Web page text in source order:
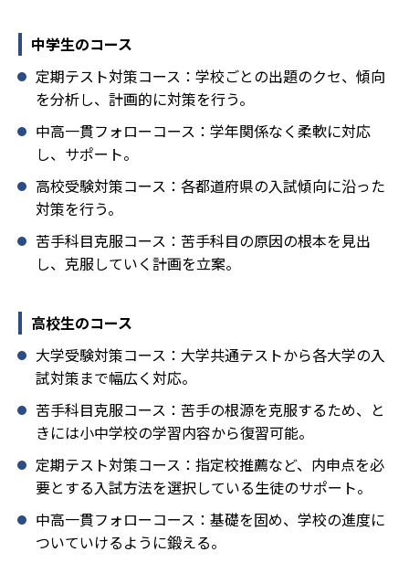
中学生のコース
定期テスト対策コース：学校ごとの出題のクセ、傾向
を分析し、計画的に対策を行う。
中高一貫フォローコース：学年関係なく柔軟に対応
し、サポート。
高校受験対策コース：各都道府県の入試傾向に沿った
対策を行う。
苦手科目克服コース：苦手科目の原因の根本を見出
し、克服していく計画を立案。
高校生のコース
大学受験対策コース：大学共通テストから各大学の入
試対策まで幅広く対応。
苦手科目克服コース：苦手の根源を克服するため、と
きには小中学校の学習内容から復習可能。
定期テスト対策コース：指定校推薦など、内申点を必
要とする入試方法を選択している生徒のサポート。
中高一貫フォローコース：基礎を固め、学校の進度に
ついていけるように鍛える。